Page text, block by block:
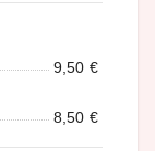
9,50 €
8,50 €